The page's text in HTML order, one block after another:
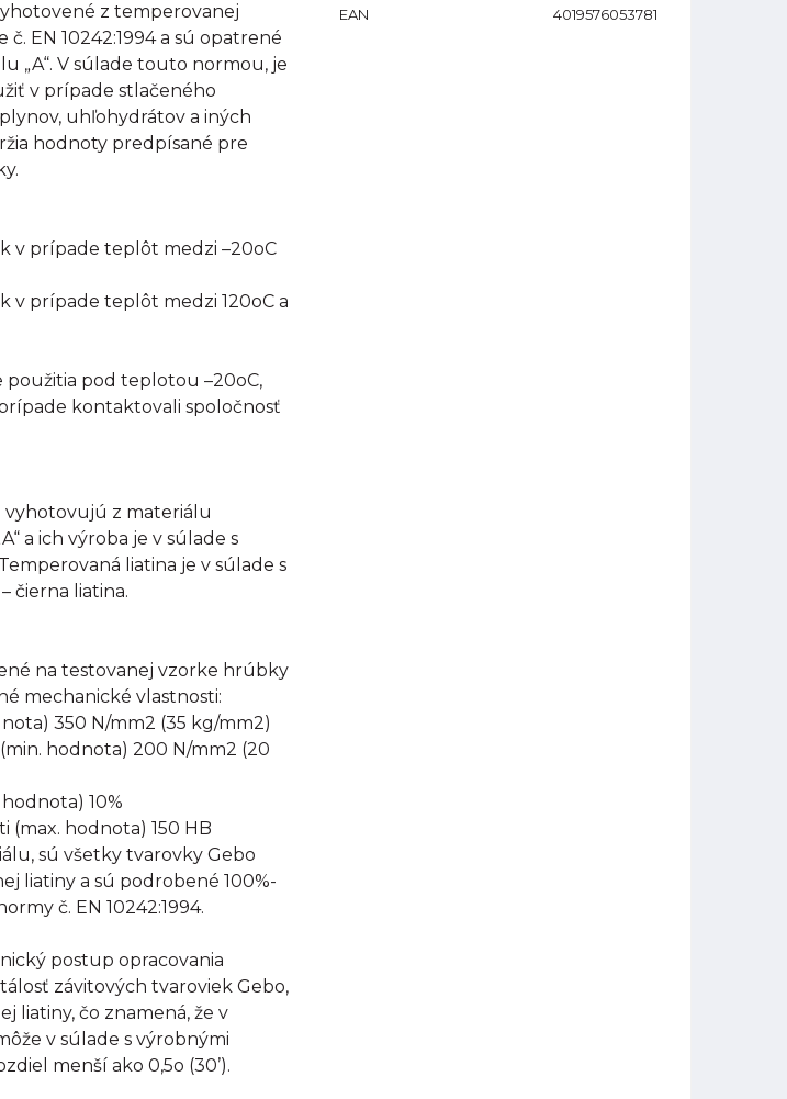
z temperovanej
EN 10242:1994 a sú opatrené
„A“. V súlade touto normou, je
v prípade stlačeného
uhľohydrátov a iných
hodnoty predpísané pre
v prípade teplôt medzi –20oC
v prípade teplôt medzi 120oC a
použitia pod teplotou –20oC,
kontaktovali spoločnosť
vyhotovujú z materiálu
a ich výroba je v súlade s
liatina je v súlade s
čierna liatina.
na testovanej vzorke hrúbky
mechanické vlastnosti:
350 N/mm2 (35 kg/mm2)
hodnota) 200 N/mm2 (20
10%
(max. hodnota) 150 HB
sú všetky tvarovky Gebo
liatiny a sú podrobené 100%-
č. EN 10242:1994.
postup opracovania
závitových tvaroviek Gebo,
liatiny, čo znamená, že v
v súlade s výrobnými
menší ako 0,5o (30’).
EAN 4019576053781